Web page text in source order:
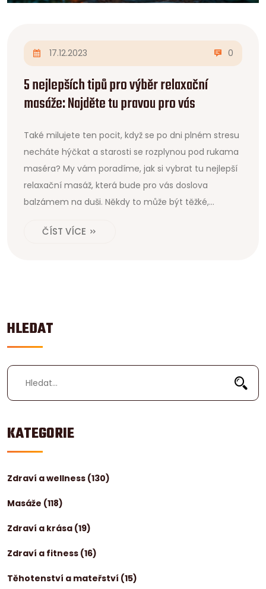
HLEDAT
KATEGORIE
Zdraví a wellness (130)
Masáže (118)
Zdraví a krása (19)
Zdraví a fitness (16)
Těhotenství a mateřství (15)
17.12.2023 0
5 nejlepších tipů pro výběr relaxační
masáže: Najděte tu pravou pro vás
Také milujete ten pocit, když se po dni plném stresu
necháte hýčkat a starosti se rozplynou pod rukama
maséra? My vám poradíme, jak si vybrat tu nejlepší
relaxační masáž, která bude pro vás doslova
balzámem na duši. Někdy to může být těžké,
rozhodnout, ale nebojte, mám pro vás pár triků.
ČÍST VÍCE